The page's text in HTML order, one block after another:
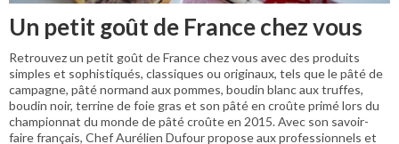
Un petit goût de France chez vous
Retrouvez un petit goût de France chez vous avec des produits
simples et sophistiqués, classiques ou originaux, tels que le pâté de
campagne, pâté normand aux pommes, boudin blanc aux truffes,
boudin noir, terrine de foie gras et son pâté en croûte primé lors du
championnat du monde de pâté croûte en 2015. Avec son savoir-
faire français, Chef Aurélien Dufour propose aux professionnels et